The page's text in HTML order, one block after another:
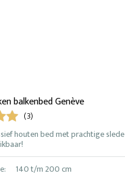
balkenbed Genève
(3)
houten bed met prachtige
140 t/m 200 cm